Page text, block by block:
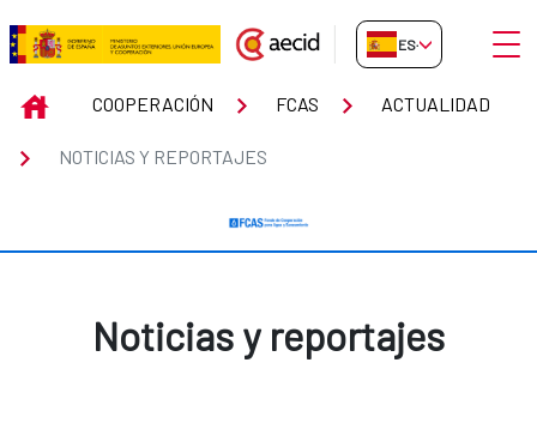
Saltar al contenido principal
Noticias y reportajes
ES-ES Abrir
INICIOCOOPERACIÓN FCAS ACTUALIDAD
NOTICIAS Y REPORTAJES
Noticias y reportajes